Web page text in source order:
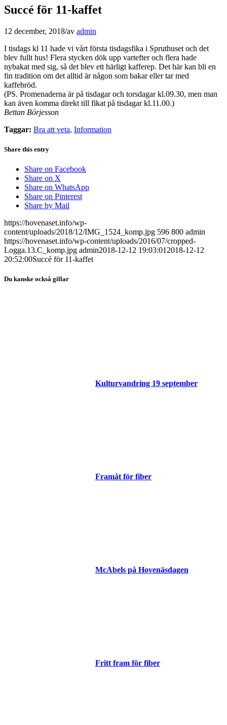
Succé för 11-kaffet
12 december, 2018/av admin
I tisdags kl 11 hade vi vårt första tisdagsfika i Spruthuset och det
blev fullt hus! Flera stycken dök upp vartefter och flera hade
nybakat med sig, så det blev ett härligt kafferep. Det här kan bli en
fin tradition om det alltid är någon som bakar eller tar med
kaffebröd.
(PS. Promenaderna är på tisdagar och torsdagar kl.09.30, men man
kan även komma direkt till fikat på tisdagar kl.11.00.)
Bettan Börjesson
Taggar: Bra att veta, Information
Share this entry
Share on Facebook
Share on X
Share on WhatsApp
Share on Pinterest
Share by Mail
https://hovenaset.info/wp-
content/uploads/2018/12/IMG_1524_komp.jpg 596 800 admin
https://hovenaset.info/wp-content/uploads/2016/07/cropped-
Logga.13.C_komp.jpg admin2018-12-12 19:03:01 2018-12-12
20:52:00Succé för 11-kaffet
Du kanske också gillar
Kulturvandring 19 september
Framåt för fiber
McAbels på Hovenäsdagen
Fritt fram för fiber